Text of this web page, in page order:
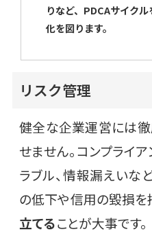
りなど、PDCAサイク
化を図ります。
リスク管理
健全な企業運営には
せません。コンプライ
ラブル、情報漏えいな
の低下や信用の毀損を
立てることが大事です。